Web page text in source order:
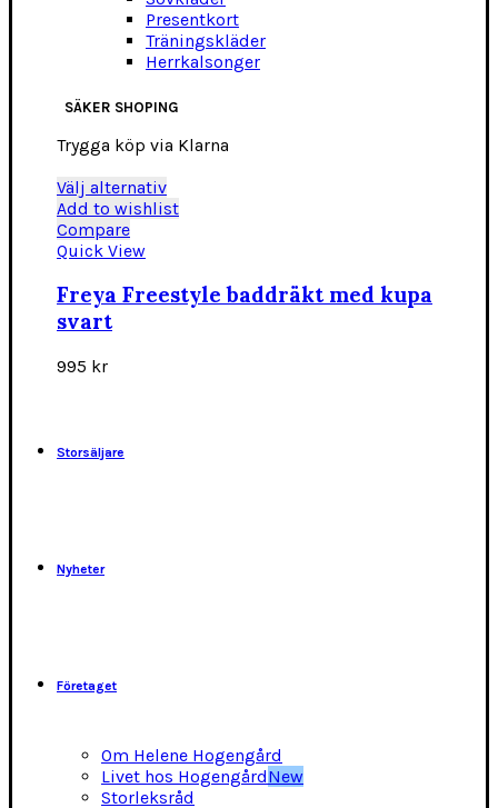
Presentkort
Träningskläder
Herrkalsonger
SÄKER SHOPING
Trygga köp via Klarna
Välj alternativDen
här
varianter.
Add to wishlist
Compare
Quick View
Freya Freestyle baddräkt med kupa
svart
995 kr
Storsäljare
Nyheter
Företaget
Om Helene Hogengård
Livet hos HogengårdNew
Storleksråd